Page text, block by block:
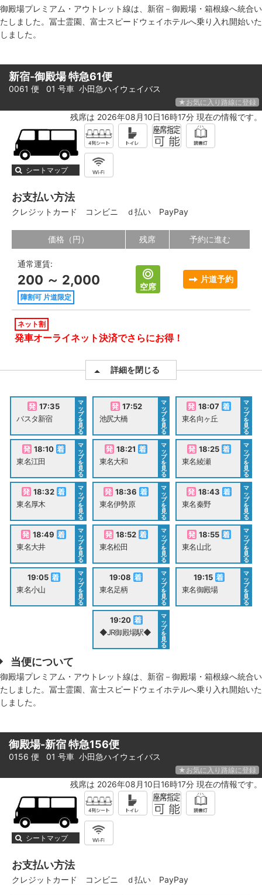
御殿場プレミアム・アウトレット線は、新宿－御殿場・箱根線へ統合い
たしました。冨士霊園、富士スピードウェイホテルへ乗り入れ開始いた
しました。
新宿-御殿場 特急61便
0061 便 01 号車 小田急ハイウェイバス
★お気に入り路線に登録
残席は 2026年08月10日16時17分 現在の情報です。
シートマップ
お支払い方法
クレジットカード コンビニ ｄ払い PayPay
価格（円） 残席 予約に進む
通常運賃:
200 ～ 2,000
障割可 片道限定
空席
片道予約
ネット割
発車オーライネット決済でさらにお得！
詳細を閉じる
17:35
バスタ新宿
マ
ッ
プ
を
見
る
17:52
池尻大橋
マ
ッ
プ
を
見
る
18:07
東名向ヶ丘
マ
ッ
プ
を
見
る
18:10
東名江田
マ
ッ
プ
を
見
る
18:21
東名大和
マ
ッ
プ
を
見
る
18:25
東名綾瀬
マ
ッ
プ
を
見
る
18:32
東名厚木
マ
ッ
プ
を
見
る
18:36
東名伊勢原
マ
ッ
プ
を
見
る
18:43
東名秦野
マ
ッ
プ
を
見
る
18:49
東名大井
マ
ッ
プ
を
見
る
18:52
東名松田
マ
ッ
プ
を
見
る
18:55
東名山北
マ
ッ
プ
を
見
る
19:05
東名小山
マ
ッ
プ
を
見
る
19:08
東名足柄
マ
ッ
プ
を
見
る
19:15
東名御殿場
マ
ッ
プ
を
見
る
19:20
◆JR御殿場駅◆
マ
ッ
プ
を
見
る
当便について
御殿場プレミアム・アウトレット線は、新宿－御殿場・箱根線へ統合い
たしました。冨士霊園、富士スピードウェイホテルへ乗り入れ開始いた
しました。
御殿場-新宿 特急156便
0156 便 01 号車 小田急ハイウェイバス
★お気に入り路線に登録
残席は 2026年08月10日16時17分 現在の情報です。
シートマップ
お支払い方法
クレジットカード コンビニ ｄ払い PayPay